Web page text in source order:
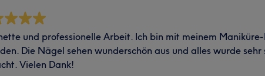
und professionelle Arbeit. Ich bin mit meinem
Die Nägel sehen wunderschön aus und alles wurde
Vielen Dank!